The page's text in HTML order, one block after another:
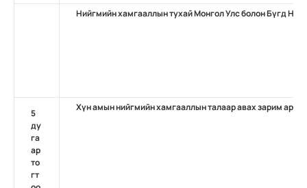
Нийгмийн хамгааллын тухай Монгол Улс болон Бүгд
5
ду
га
ар
то
гт
Хүн амын нийгмийн хамгааллын талаар авах зарим арга